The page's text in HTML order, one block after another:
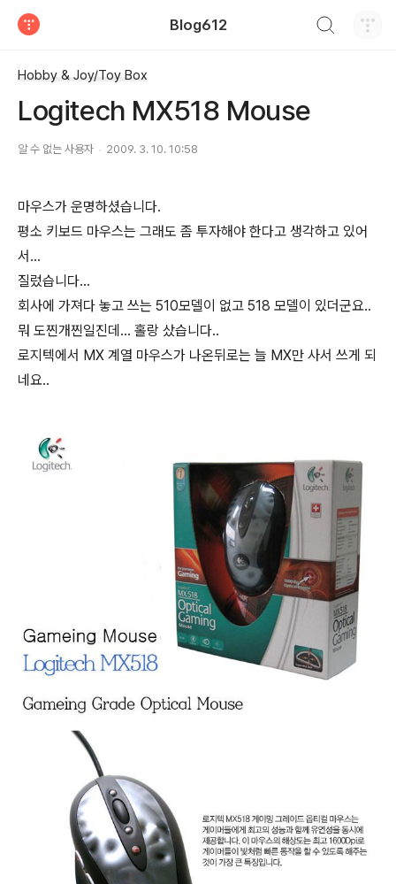
Blog612
Hobby & Joy/Toy Box
Logitech MX518 Mouse
알 수 없는 사용자 2009. 3. 10. 10:58
마우스가 운명하셨습니다.
평소 키보드 마우스는 그래도 좀 투자해야 한다고 생각하고 있어
서...
질렀습니다...
회사에 가져다 놓고 쓰는 510모델이 없고 518 모델이 있더군요..
뭐 도찐개찐일진데... 홀랑 샀습니다..
로지텍에서 MX 계열 마우스가 나온뒤로는 늘 MX만 사서 쓰게 되
네요..